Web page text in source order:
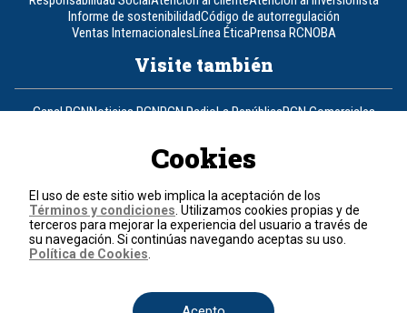
Informe de sostenibilidadCódigo de autorregulación
Ventas InternacionalesLínea ÉticaPrensa RCNOBA
Visite también
Canal RCNNoticias RCNRCN RadioLa RepúblicaRCN Comerciales
Un producto de RCN Televisión
Contáctenos
Teléfono+57 (601) 426 92 92
Términos y condiciones
Cookies
El uso de este sitio web implica la aceptación de los
Términos y condiciones . Utilizamos cookies propias y de
terceros para mejorar la experiencia del usuario a través de
su navegación. Si continúas navegando aceptas su uso.
Política de Cookies